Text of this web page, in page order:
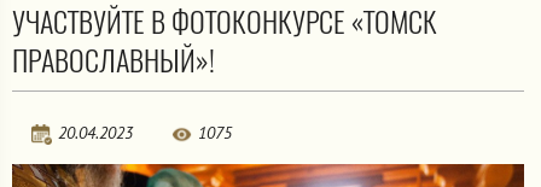
УЧАСТВУЙТЕ В ФОТОКОНКУРСЕ «ТОМСК
ПРАВОСЛАВНЫЙ»!
20.04.2023 1075